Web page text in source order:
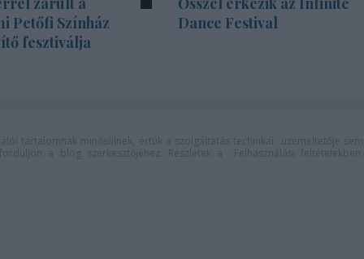
Petőfi Színház
fesztiválja
Dance Festival